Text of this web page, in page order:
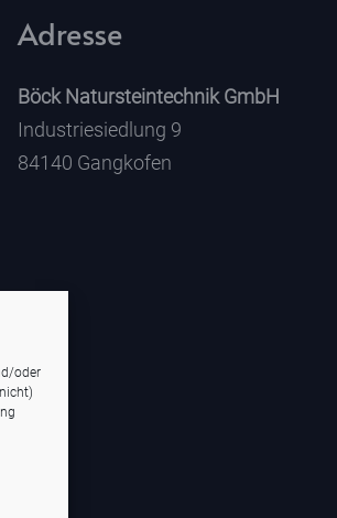
oder
Adresse
Böck Natursteintechnik GmbH
Industriesiedlung 9
84140 Gangkofen